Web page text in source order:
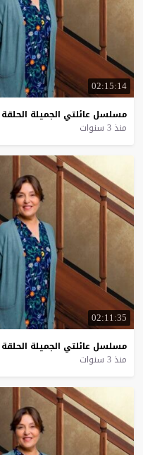
02:15:14
مسلسل عائلتي الجميلة الحلقة
منذ 3 سنوات
02:11:35
مسلسل عائلتي الجميلة الحلقة
منذ 3 سنوات